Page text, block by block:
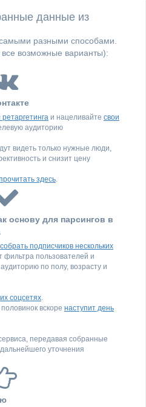
данные из
разными способами.
возможные варианты):
и нацеливайте свои
аудиторию
видеть только нужные люди,
и снизит цену
здесь.
основу для парсингов в
собрать подписчиков нескольких
фильтра пользователей и
по полу, возрасту и
соцсетях.
вскоре наступит день
передавая собранные
уточнения